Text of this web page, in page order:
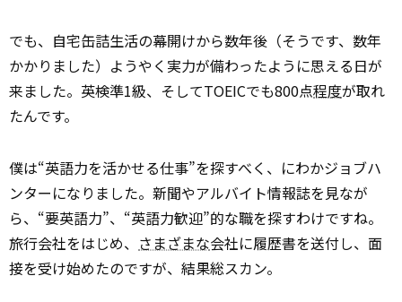
でも、自宅缶詰生活の幕開けから数年後（そうです、数年
かかりました）ようやく実力が備わったように思える日が
来ました。英検準1級、そしてTOEICでも800点程度が取れ
たんです。
僕は“英語力を活かせる仕事”を探すべく、にわかジョブハ
ンターになりました。新聞やアルバイト情報誌を見なが
ら、“要英語力”、“英語力歓迎”的な職を探すわけですね。
旅行会社をはじめ、 さまざまな会社に履歴書を送付し、面
接を受け始めたのですが、結果総スカン。